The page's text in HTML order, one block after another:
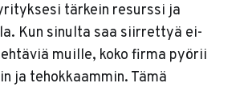
tärkein resurssi ja
Kun sinulta saa siirrettyä ei-
muille, koko firma pyörii
ja tehokkaammin. Tämä